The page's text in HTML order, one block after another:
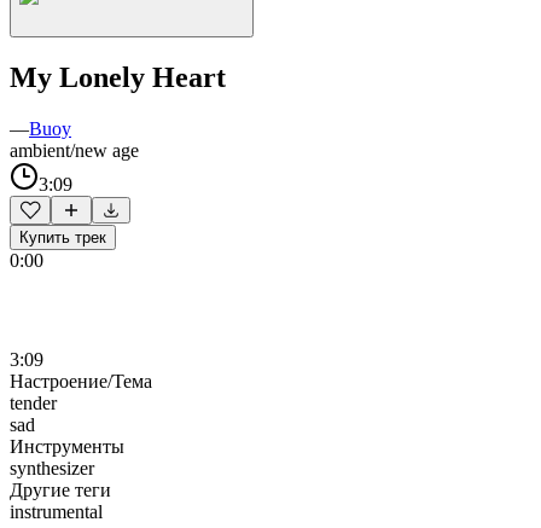
My Lonely Heart
—Buoy
ambient/new age
3:09
Купить трек
0:00
3:09
Настроение/Тема
tender
sad
Инструменты
synthesizer
Другие теги
instrumental